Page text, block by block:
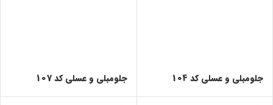
جلومبلی و عسلی کد 104 جلومبلی و عسلی کد 107